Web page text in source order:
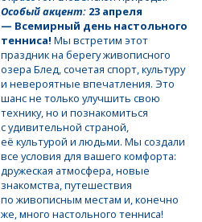
Особый акцент:23 апреля
— Всемирный день настольного
тенниса! Мы встретим этот
праздник на берегу живописного
озера Блед, сочетая спорт, культуру
и невероятные впечатления. Это
шанс не только улучшить свою
технику, но и познакомиться
с удивительной страной,
её культурой и людьми. Мы создали
все условия для вашего комфорта:
дружеская атмосфера, новые
знакомства, путешествия
по живописным местам и, конечно
же, много настольного тенниса!